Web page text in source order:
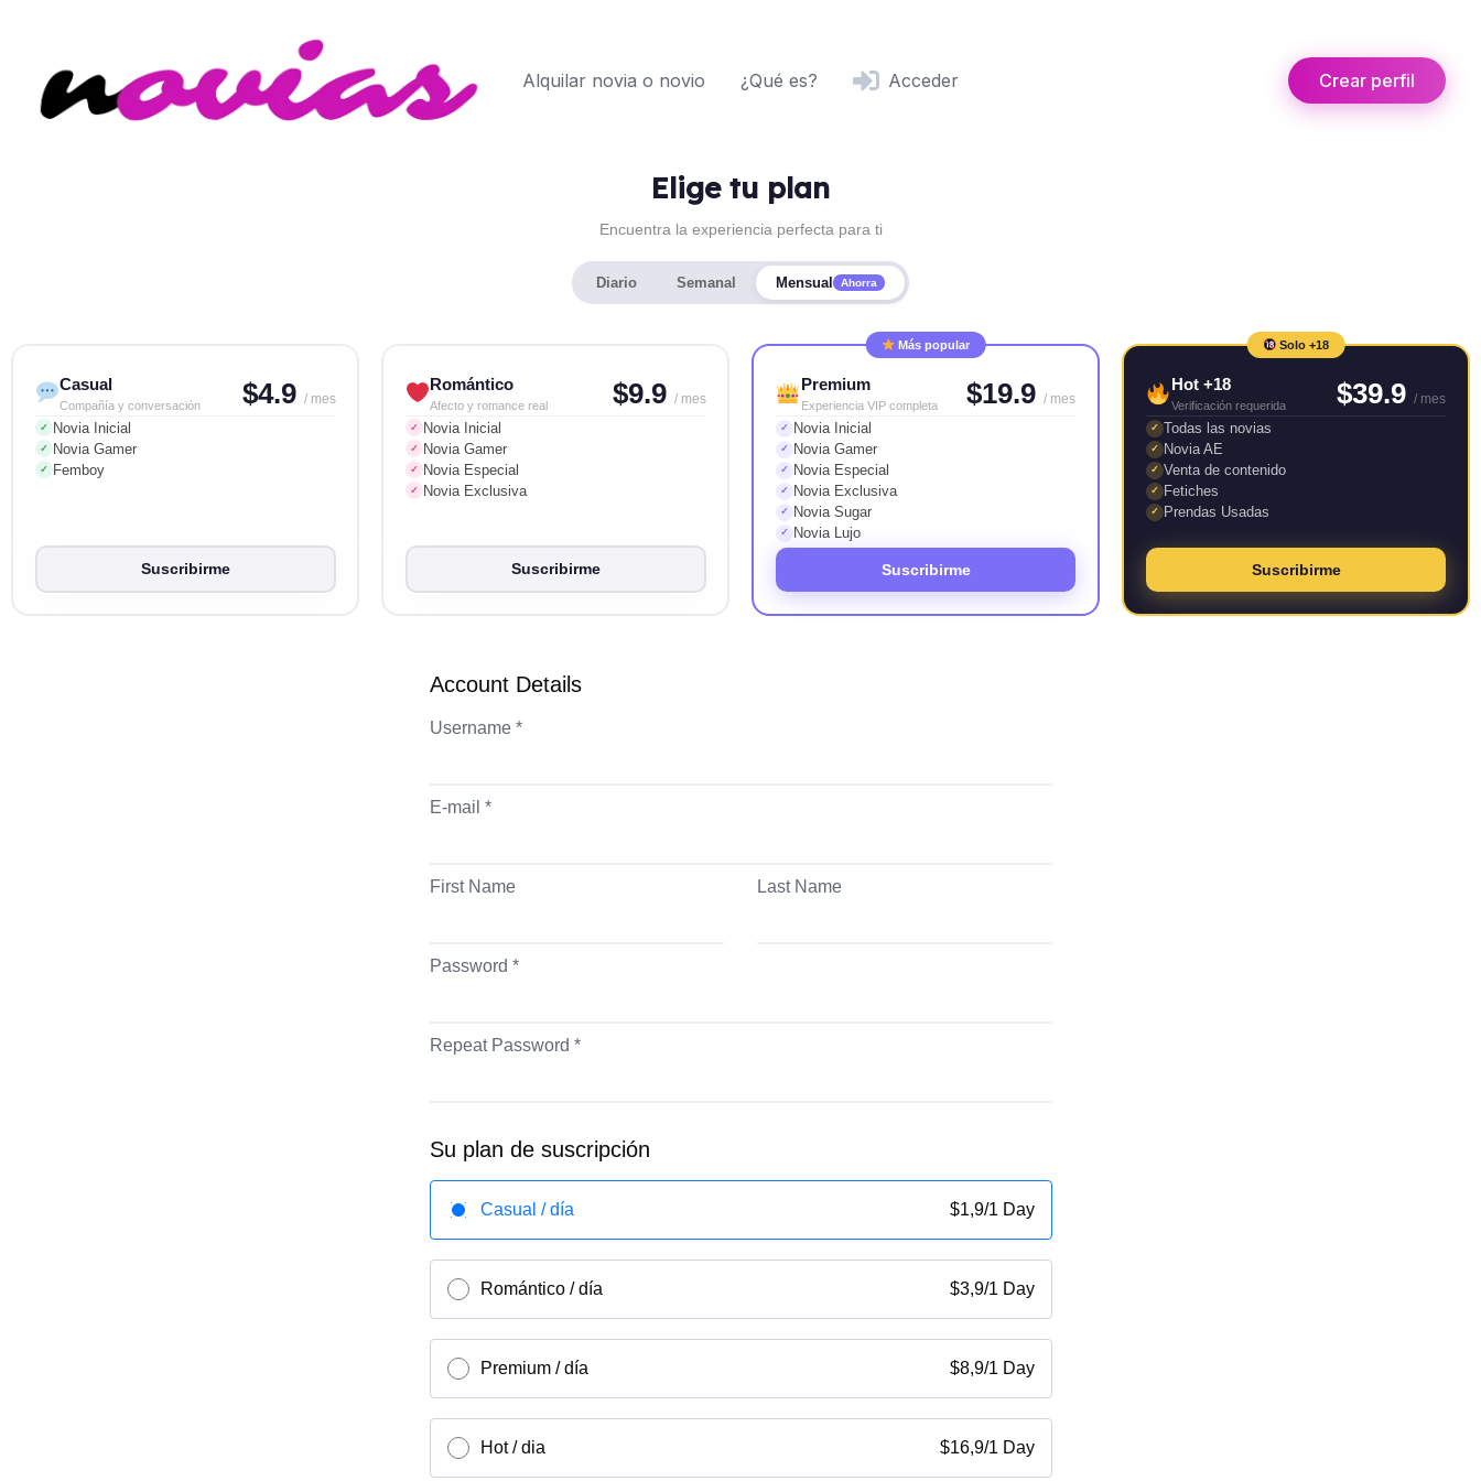
Alquilar novia o novio ¿Qué es? Acceder Crear perfil
Elige tu plan
Encuentra la experiencia perfecta para ti
Diario Semanal Mensual Ahorra
Casual
Compañía y conversación $4.9 / mes
✓ Novia Inicial
✓ Novia Gamer
✓ Femboy
Suscribirme
Romántico
Afecto y romance real $9.9 / mes
✓ Novia Inicial
✓ Novia Gamer
✓ Novia Especial
✓ Novia Exclusiva
Suscribirme
Más popular
Premium
Experiencia VIP completa $19.9 / mes
✓ Novia Inicial
✓ Novia Gamer
✓ Novia Especial
✓ Novia Exclusiva
✓ Novia Sugar
✓ Novia Lujo
Suscribirme
Solo +18
Hot +18
Verificación requerida $39.9 / mes
✓ Todas las novias
✓ Novia AE
✓ Venta de contenido
✓ Fetiches
✓ Prendas Usadas
Suscribirme
Account Details
Username *
E-mail *
First Name Last Name
Password *
Repeat Password *
Su plan de suscripción
Casual / día $1,9/1 Day
Romántico / día $3,9/1 Day
Premium / día $8,9/1 Day
Hot / dia $16,9/1 Day